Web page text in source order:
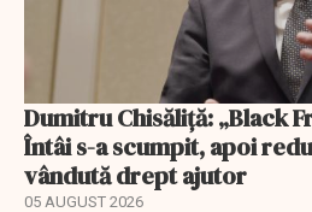
Dumitru Chisăliță: „Black
Întâi s-a scumpit, apoi
vândută drept ajutor
05 AUGUST 2026